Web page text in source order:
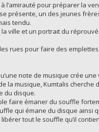
l’amirauté pour préparer la
présente, un des jeunes
tendu.
ville et un portrait du
rues pour faire des
note de musique crée
la musique, Kumtalis
du disque.
faire émaner du souffle
qui émane du disque ainsi
tout le souffle qu’il